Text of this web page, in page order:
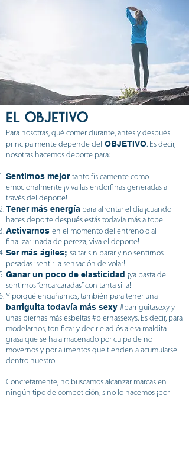
EL OBJETIVO
Para nosotras, qué comer durante, antes y después
principalmente depende del OBJETIVO. Es decir,
nosotras hacemos deporte para:
Sentirnos mejor tanto físicamente como
emocionalmente ¡viva las endorfinas generadas a
través del deporte!
Tener más energía para afrontar el día ¡cuando
haces deporte después estás todavía más a tope!
Activarnos en el momento del entreno o al
finalizar ¡nada de pereza, viva el deporte!
Ser más ágiles; saltar sin parar y no sentirnos
pesadas ¡sentir la sensación de volar!
Ganar un poco de elasticidad ¡ya basta de
sentirnos “encarcaradas” con tanta silla!
Y porqué engañarnos, también para tener una
barriguita todavía más sexy #barriguitasexy y
unas piernas más esbeltas #piernassexys. Es decir, para
modelarnos, tonificar y decirle adiós a esa maldita
grasa que se ha almacenado por culpa de no
movernos y por alimentos que tienden a acumularse
dentro nuestro.
Concretamente, no buscamos alcanzar marcas en
ningún tipo de competición, sino lo hacemos ¡por